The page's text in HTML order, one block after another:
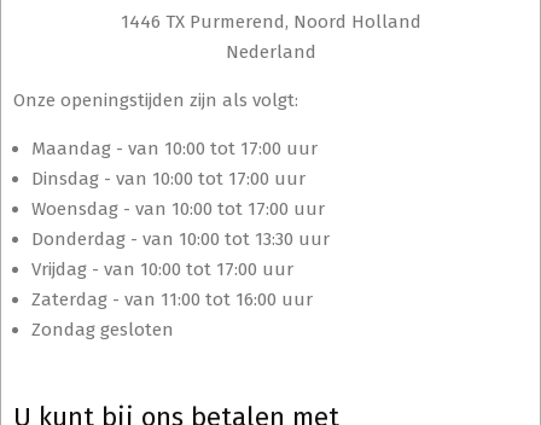
1446 TX Purmerend, Noord Holland
Nederland
Onze openingstijden zijn als volgt:
Maandag - van 10:00 tot 17:00 uur
Dinsdag - van 10:00 tot 17:00 uur
Woensdag - van 10:00 tot 17:00 uur
Donderdag - van 10:00 tot 13:30 uur
Vrijdag - van 10:00 tot 17:00 uur
Zaterdag - van 11:00 tot 16:00 uur
Zondag gesloten
U kunt bij ons betalen met